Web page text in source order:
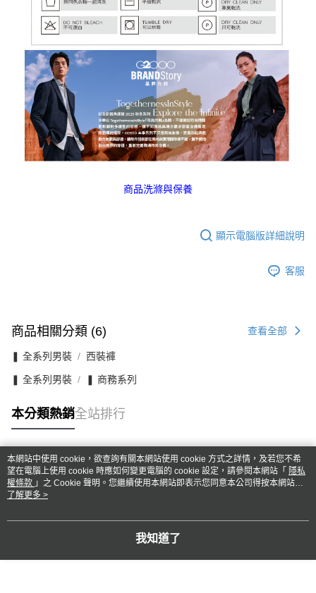
商品洗滌與保養
顯示電腦版詳細說明
客服
商品相關分類 (6) 查看全部
❚ 全系列男裝 西裝褲
❚ 全系列男裝 ❚ 商務系列
本分類熱銷全站排行
熱門標籤
本網站中使用 cookie，欲查詢有關本網站使用 cookie 方式之詳情，及若您不希
望在電腦上使用 cookie 時應如何變更電腦的 cookie 設定，請參閱本網站「 隱私
權條款 」之 Cookie 聲明。您繼續使用本網站即表示您同意本公司得按本網站使
用條款之 Cookie 聲明使用 cookie。
了解更多 >
我知道了